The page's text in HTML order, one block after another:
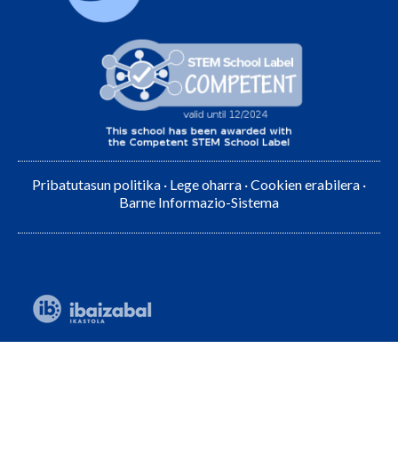
Pribatutasun politika · Lege oharra ·Cookien erabilera ·
Barne Informazio-Sistema